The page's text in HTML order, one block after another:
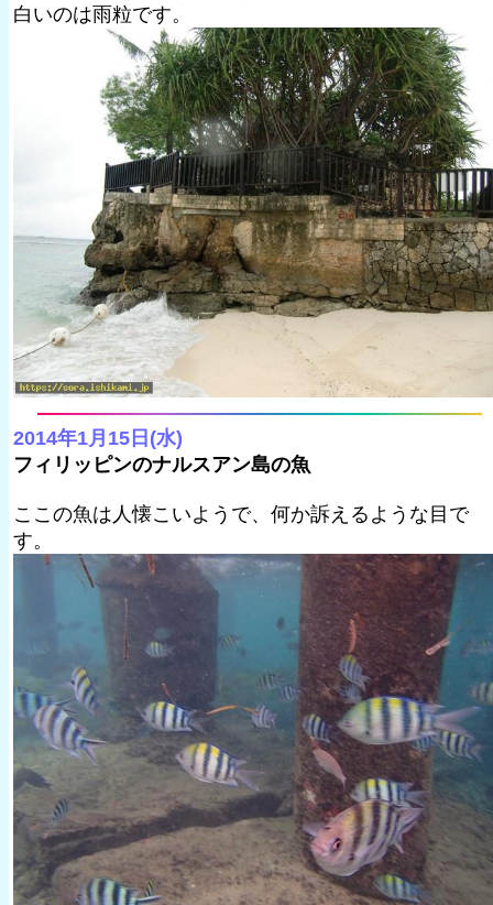
白いのは雨粒です。
2014年1月15日(水)
フィリッピンのナルスアン島の魚
ここの魚は人懐こいようで、何か訴えるような目で
す。